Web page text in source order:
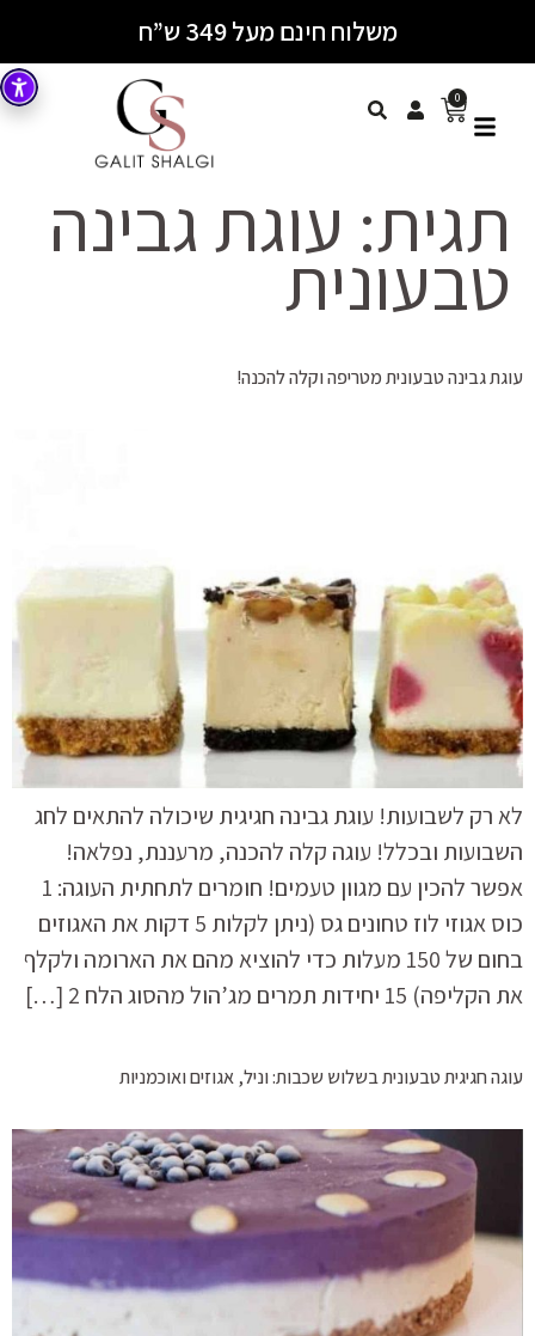
משלוח חינם מעל 349 ש”ח
0
תגית: עוגת גבינה
טבעונית
עוגת גבינה טבעונית מטריפה וקלה להכנה!
לא רק לשבועות! עוגת גבינה חגיגית שיכולה להתאים לחג
השבועות ובכלל! עוגה קלה להכנה, מרעננת, נפלאה!
אפשר להכין עם מגוון טעמים! חומרים לתחתית העוגה: 1
כוס אגוזי לוז טחונים גס (ניתן לקלות 5 דקות את האגוזים
בחום של 150 מעלות כדי להוציא מהם את הארומה ולקלף
את הקליפה) 15 יחידות תמרים מג’הול מהסוג הלח 2 […]
עוגה חגיגית טבעונית בשלוש שכבות: וניל, אגוזים ואוכמניות